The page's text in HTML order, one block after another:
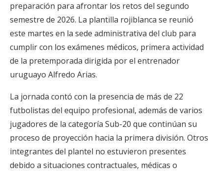
preparación para afrontar los retos del segundo
semestre de 2026. La plantilla rojiblanca se reunió
este martes en la sede administrativa del club para
cumplir con los exámenes médicos, primera actividad
de la pretemporada dirigida por el entrenador
uruguayo Alfredo Arias.
La jornada contó con la presencia de más de 22
futbolistas del equipo profesional, además de varios
jugadores de la categoría Sub-20 que continúan su
proceso de proyección hacia la primera división. Otros
integrantes del plantel no estuvieron presentes
debido a situaciones contractuales, médicas o